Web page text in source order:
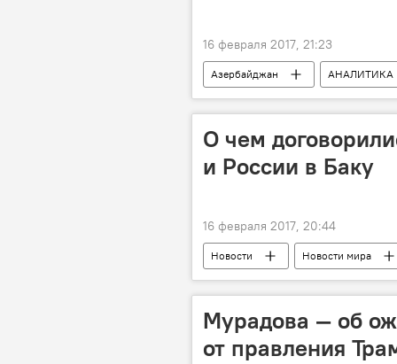
16 февраля 2017, 21:23
Азербайджан АНАЛИТИКА
Государственный нефтяной фонд
О чем
и России в Баку
16 февраля 2017, 20:44
Новости Новости мира
Джозеф Данфорд
Мурадова — об
от правления